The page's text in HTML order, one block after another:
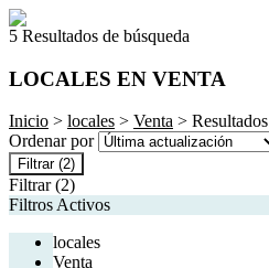
5 Resultados de búsqueda
LOCALES EN VENTA
Inicio > locales > Venta > Resultados
Ordenar por
Filtrar (2)
Filtrar (2)
Filtros Activos
locales
Venta